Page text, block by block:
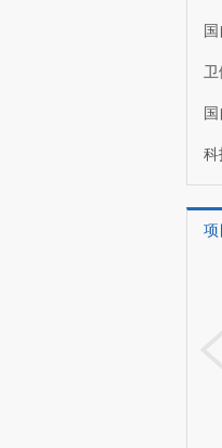
功能性富氧净风